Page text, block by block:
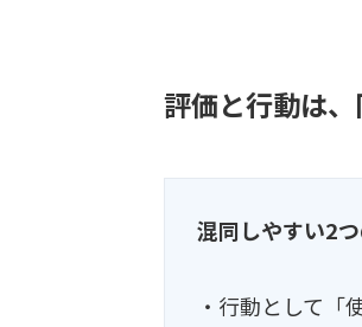
評価と行動は
混同しやすい2
・行動として「